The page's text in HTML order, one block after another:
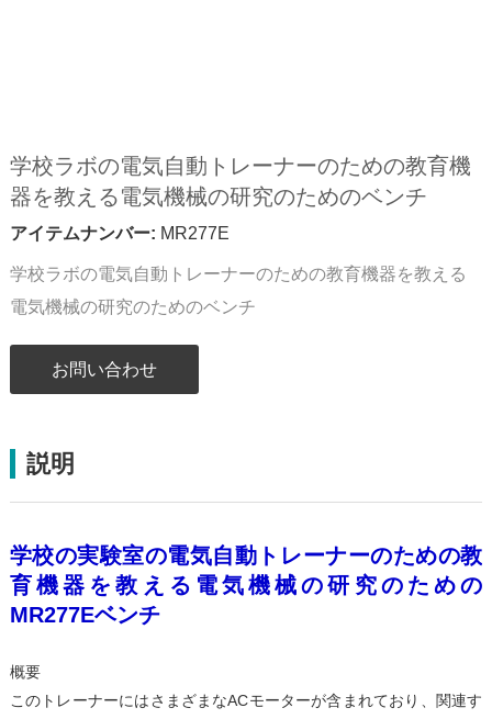
学校ラボの電気自動トレーナーのための教育機
器を教える電気機械の研究のためのベンチ
アイテムナンバー: MR277E
学校ラボの電気自動トレーナーのための教育機器を教える
電気機械の研究のためのベンチ
お問い合わせ
説明
学校の実験室の電気自動トレーナーのための教
育機器を教える電気機械の研究のための
MR277Eベンチ
概要
このトレーナーにはさまざまなACモーターが含まれており、関連す